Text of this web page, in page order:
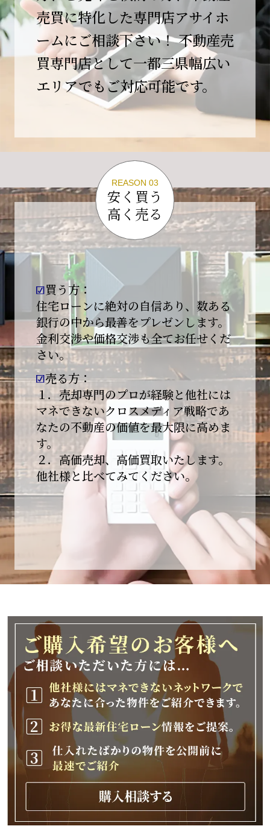
この節目を無事に迎えることができましたの
は、日頃よりご愛顧いただいているお客様、お
力添えをいただいている取引先の皆様、そして
支えてくださったすべての関係者の皆様のおか
げであり、心より深く感謝申し上げます。
10年という年月の中で、多くのご縁と学びをい
ただき、今日の当社があります。
しかしながら、10周年は通過点にすぎません。
る企業へと成長してまいります。
変化の激しい時代だからこそ、初心を忘れず、
挑戦を続け、社会に必要とされる存在であり続
けることをお約束いたします。
今後とも変わらぬご支援、ご指導を賜りますよ
う、何卒よろしくお願い申し上げます。
2026-01-09
【新年あけましておめでとうございます】
本日より始業いたしました。
昨年は多くのご縁とご支援をいただき、心より
感謝申し上げます。
本年も地域に根ざし、誠実な仕事を積み重ねて
参ります。
引き続きどうぞよろしくお願いいたします。
2025-12-20
【年末年始休業のお知らせ】
平素は格別のご愛顧を賜り、誠にありがとうご
下記期間を年末年始休業とさせて頂きます。
2025年12月25日(木)～2026年1月8日(木)
2026年1月9日(金)以降、順次対応させて頂きま
す。
ご不便をおかけいたしますが、何卒ご理解の程
よろしくお願いいたします。
売買に特化した専門店アサイホ
ームにご相談下さい！ 不動産売
買専門店として一都三県幅広い
エリアでもご対応可能です。
REASON 03
安く買う
高く売る
買う方：
住宅ローンに絶対の自信あり、数ある
銀行の中から最善をプレゼンします。
金利交渉や価格交渉も全てお任せくだ
さい。
売る方：
１．売却専門のプロが経験と他社には
マネできないクロスメディア戦略であ
なたの不動産の価値を最大限に高めま
す。
２．高価売却、高価買取いたします。
他社様と比べてみてください。